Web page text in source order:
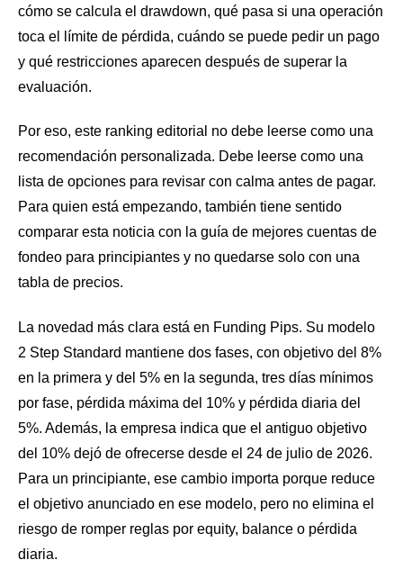
cómo se calcula el drawdown, qué pasa si una operación
toca el límite de pérdida, cuándo se puede pedir un pago
y qué restricciones aparecen después de superar la
evaluación.
Por eso, este ranking editorial no debe leerse como una
recomendación personalizada. Debe leerse como una
lista de opciones para revisar con calma antes de pagar.
Para quien está empezando, también tiene sentido
comparar esta noticia con la guía de mejores cuentas de
fondeo para principiantes y no quedarse solo con una
tabla de precios.
La novedad más clara está en Funding Pips. Su modelo
2 Step Standard mantiene dos fases, con objetivo del 8%
en la primera y del 5% en la segunda, tres días mínimos
por fase, pérdida máxima del 10% y pérdida diaria del
5%. Además, la empresa indica que el antiguo objetivo
del 10% dejó de ofrecerse desde el 24 de julio de 2026.
Para un principiante, ese cambio importa porque reduce
el objetivo anunciado en ese modelo, pero no elimina el
riesgo de romper reglas por equity, balance o pérdida
diaria.